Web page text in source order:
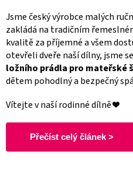
Jsme český výrobce malých
zakládá na tradičním
kvalitě za příjemné a všem
otevřeli dveře naší dílny, jsme
ložního prádla pro mateřské
dětem pohodlný a bezpečný
Vítejte v naší rodinné dílně ❤️
Přečíst celý článek >